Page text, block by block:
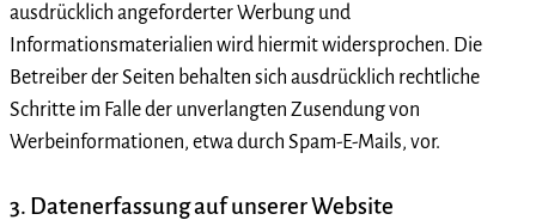
ausdrücklich angeforderter Werbung und
Informationsmaterialien wird hiermit widersprochen. Die
Betreiber der Seiten behalten sich ausdrücklich rechtliche
Schritte im Falle der unverlangten Zusendung von
Werbeinformationen, etwa durch Spam-E-Mails, vor.
3. Datenerfassung auf unserer Website